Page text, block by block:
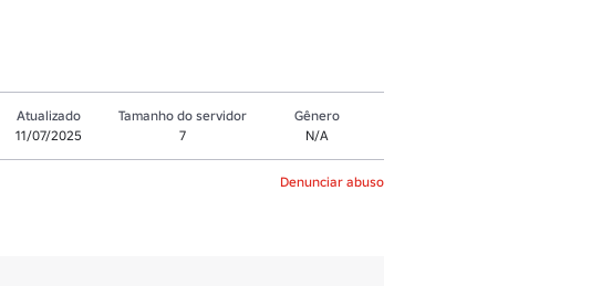
Atualizado
11/07/2025
Tamanho do servidor
7
Gênero
N/A
Denunciar abuso